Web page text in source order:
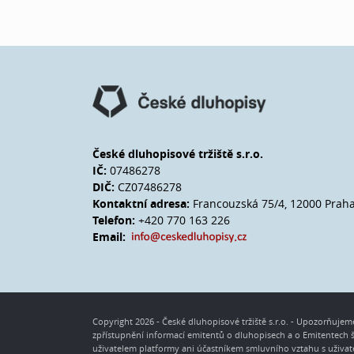
České dluhopisové tržiště s.r.o.
IČ: 07486278
DIČ: CZ07486278
Kontaktní adresa: Francouzská 75/4, 12000 Praha
Telefon: +420 770 163 226
Email:
Copyright 2026 - České dluhopisové tržiště s.r.o. -
zpřístupnění informací emitentů o dluhopisech a o Emitentech
uživatelem platformy ani účastníkem smluvního vztahu s